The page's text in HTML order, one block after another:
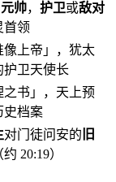
帅， 护卫或敌对
首领
像上帝」，犹太
护卫天使长
之书」，天上预
史档案
对门徒问安的 旧
约 20:19）